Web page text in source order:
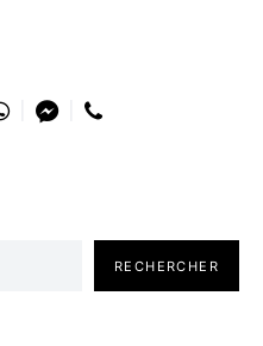
RECHERCHER